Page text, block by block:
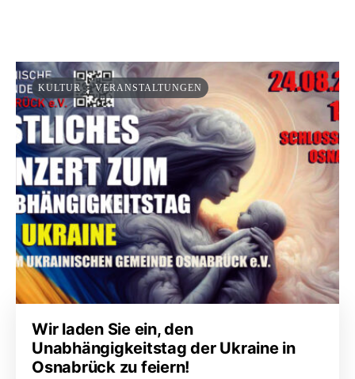
KULTUR VERANSTALTUNGEN
Wir laden Sie ein, den
Unabhängigkeitstag der Ukraine in
Osnabrück zu feiern!